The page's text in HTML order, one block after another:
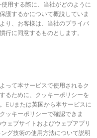
用する際に、当社がどのように
護するかについて概説していま
り、お客様は、当社のプライバ
行に同意するものとします。
って本サービスで使用されるク
るために、クッキーポリシーを
EUまたは英国から本サービスに
ッキーポリシーで確認できま
ェブサイトおよびウェブアプリ
グ技術の使用方法について説明